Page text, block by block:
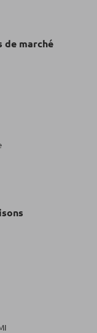
de marché